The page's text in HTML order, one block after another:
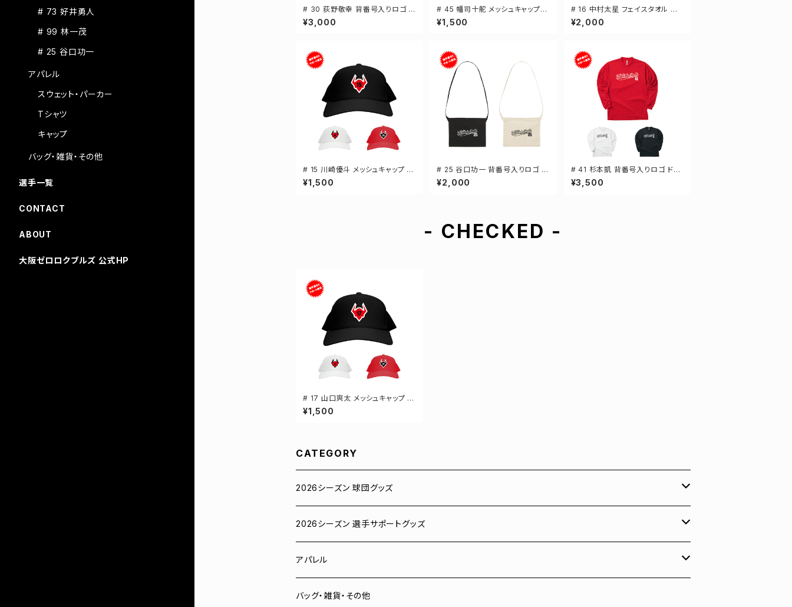
# 30 荻野敬幸 背番号入りロゴ ド
ライTシャツ 半袖 選手還元 3カラ
ー S-5Lサイズ 000300
¥3,000
# 45 幡司十舵 メッシュキャップ
選手還元 3カラー 000700
¥1,500
# 16 中村太星 フェイスタオル 選
手還元 2デザイン FT0144
¥2,000
# 15 川崎優斗 メッシュキャップ 選
手還元 3カラー 000700
¥1,500
# 25 谷口功一 背番号入りロゴ キ
ャンバスサコッシュ 選手還元 2カ
ラー 001461
¥2,000
# 41 杉本凱 背番号入りロゴ ドラ
イTシャツ 長袖 選手還元 3カラー
S-5Lサイズ 000304
¥3,500
- CHECKED -
# 17 山口爽太 メッシュキャップ 選
手還元 3カラー 000700
¥1,500
CATEGORY
2026シーズン 球団グッズ
ユニフォーム
Tシャツ
スウェット
2026シーズン 選手サポートグッズ
# 00 蓮
# 0 岡田竜汰
アパレル
スウェット・パーカー
バッグ・雑貨・その他
# 73 好井勇人
# 99 林一茂
# 25 谷口功一
アパレル
スウェット・パーカー
Tシャツ
キャップ
バッグ・雑貨・その他
選手一覧
CONTACT
ABOUT
大阪ゼロロクブルズ 公式HP